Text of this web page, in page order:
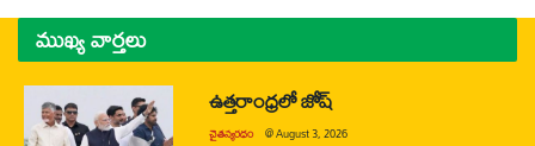
ముఖ్య వార్తలు
ఉత్తరాంధ్రలో జోష్
చైతన్యరధం @August 3, 2026